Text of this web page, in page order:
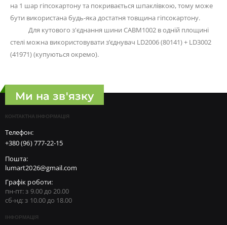
на 1 шар гіпсокартону та покривається шпаклівкою, тому може
бути використана будь-яка достатня товщина гіпсокартону.
Для кутового з'єднання шини CABM1002 в одній площині
стелі можна використовувати з’єднувач LD2006 (80141) + LD3002
(41971) (купуються окремо).
Ми на зв'язку
КОНТАКТНА ІНФОРМАЦІЯ
Телефон:
+380 (96) 777-22-15
Пошта:
lumart2026@gmail.com
Графік роботи:
пн-пт: з 9.00 до 20.00
сб-нд: з 10.00 до 18.00
ІНФОРМАЦІЯ